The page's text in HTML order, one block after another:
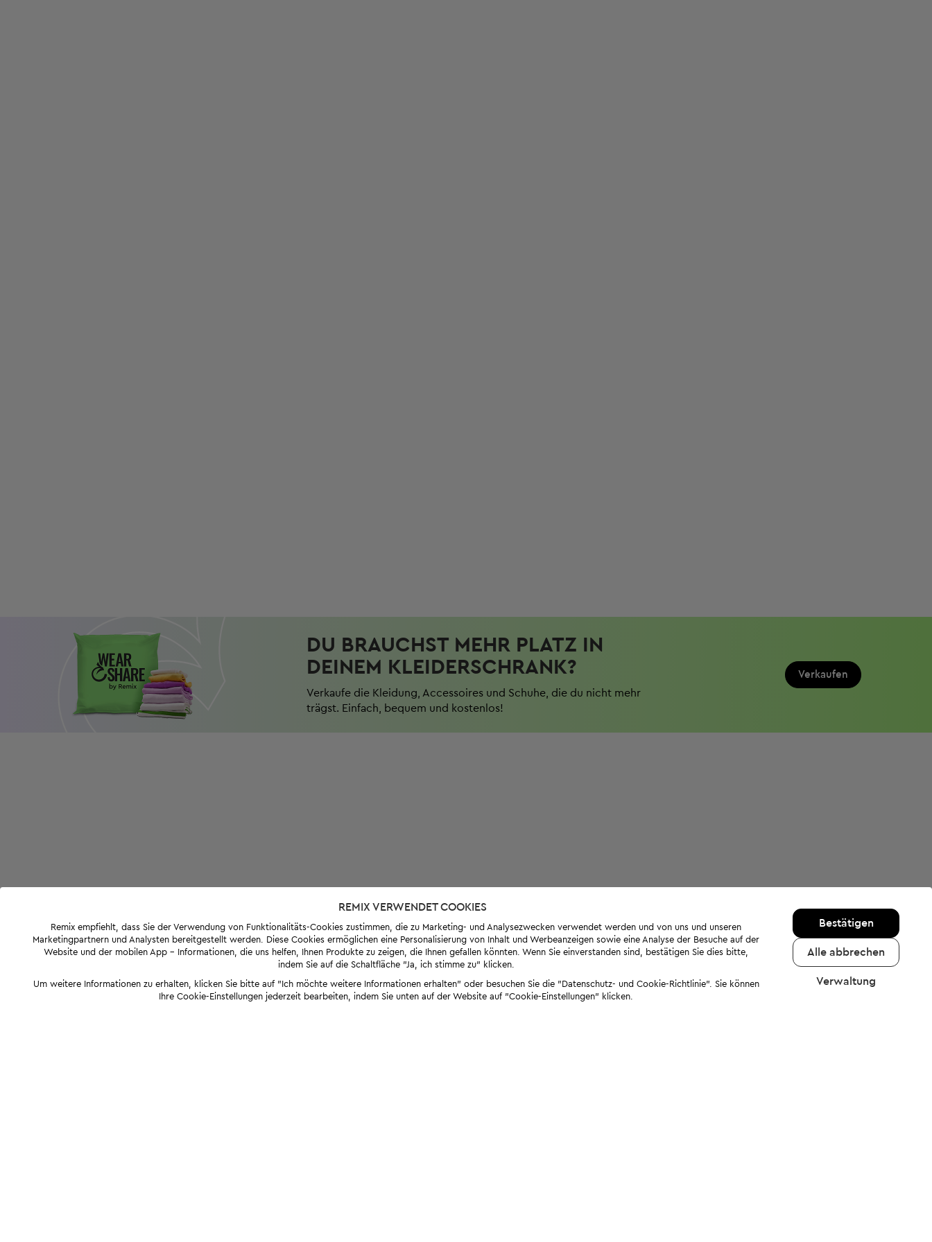
DU BRAUCHST MEHR PLATZ IN
DEINEM KLEIDERSCHRANK?
Verkaufe die Kleidung, Accessoires und Schuhe, die du nicht mehr
trägst. Einfach, bequem und kostenlos!
Verkaufen
REMIX VERWENDET COOKIES
Remix empfiehlt, dass Sie der Verwendung von Funktionalitäts-Cookies zustimmen, die zu Marketing- und Analysezwecken verwendet werden und von uns und unseren
Marketingpartnern und Analysten bereitgestellt werden. Diese Cookies ermöglichen eine Personalisierung von Inhalt und Werbeanzeigen sowie eine Analyse der Besuche auf der
Website und der mobilen App - Informationen, die uns helfen, Ihnen Produkte zu zeigen, die Ihnen gefallen könnten. Wenn Sie einverstanden sind, bestätigen Sie dies bitte,
indem Sie auf die Schaltfläche "Ja, ich stimme zu" klicken.
Um weitere Informationen zu erhalten, klicken Sie bitte auf "Ich möchte weitere Informationen erhalten" oder besuchen Sie die "Datenschutz- und Cookie-Richtlinie". Sie können
Ihre Cookie-Einstellungen jederzeit bearbeiten, indem Sie unten auf der Website auf "Cookie-Einstellungen" klicken.
Bestätigen
Alle abbrechen
Verwaltung